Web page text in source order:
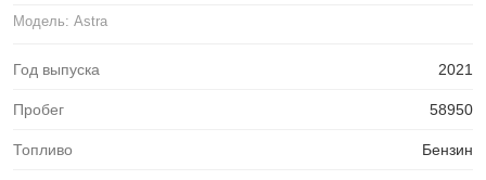
Модель: Astra
Год выпуска 2021
Пробег 58950
Топливо Бензин